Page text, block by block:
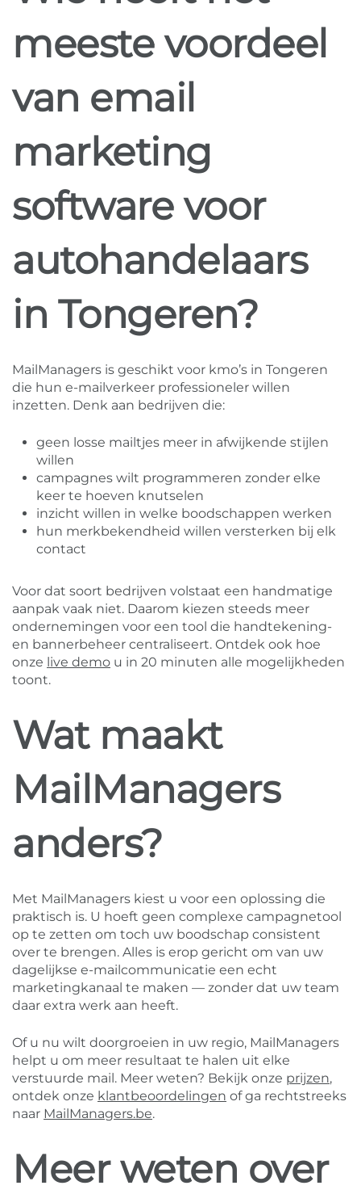
meeste voordeel
van email
marketing
software voor
autohandelaars
in Tongeren?
MailManagers is geschikt voor kmo’s in Tongeren
die hun e-mailverkeer professioneler willen
inzetten. Denk aan bedrijven die:
geen losse mailtjes meer in afwijkende stijlen
willen
campagnes wilt programmeren zonder elke
keer te hoeven knutselen
inzicht willen in welke boodschappen werken
hun merkbekendheid willen versterken bij elk
contact
Voor dat soort bedrijven volstaat een handmatige
aanpak vaak niet. Daarom kiezen steeds meer
ondernemingen voor een tool die handtekening-
en bannerbeheer centraliseert. Ontdek ook hoe
onze live demo u in 20 minuten alle mogelijkheden
toont.
Wat maakt
MailManagers
anders?
Met MailManagers kiest u voor een oplossing die
praktisch is. U hoeft geen complexe campagnetool
op te zetten om toch uw boodschap consistent
over te brengen. Alles is erop gericht om van uw
dagelijkse e-mailcommunicatie een echt
marketingkanaal te maken — zonder dat uw team
daar extra werk aan heeft.
Of u nu wilt doorgroeien in uw regio, MailManagers
helpt u om meer resultaat te halen uit elke
verstuurde mail. Meer weten? Bekijk onze prijzen,
ontdek onze klantbeoordelingen of ga rechtstreeks
naar MailManagers.be.
Meer weten over